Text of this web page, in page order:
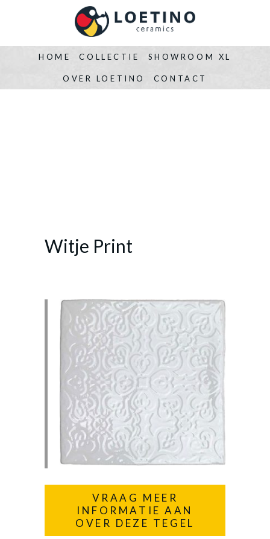
HOME COLLECTIE SHOWROOM XL
OVER LOETINO CONTACT
Witje Print
VRAAG MEER
INFORMATIE AAN
OVER DEZE TEGEL